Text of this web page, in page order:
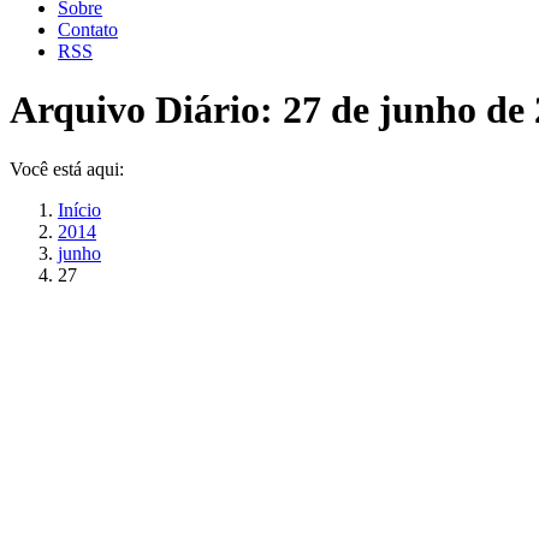
Sobre
Contato
RSS
Arquivo Diário: 27 de junho de
Você está aqui:
Início
2014
junho
27